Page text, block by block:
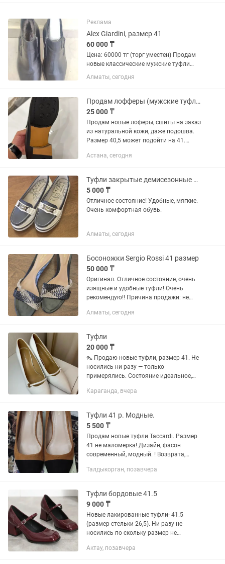
Реклама
Alex Giardini, размер 41
60 000 ₸
Цена: 60000 тг (торг уместен) Продам
новые классические мужские туфли
Alex Giardini Бренд: Alex Giardini (Italy
Design) Размер: 41 Цвет: черный
коробке. Отлично подойдут...
Алматы, сегодня
Продам лофферы (мужские туфли)
25 000 ₸
Продам новые лоферы, сшиты на заказ
из натуральной кожи, даже подошва.
Размер 40,5 может подойти на 41.
Вьетнаме, взяли несколько пар,
Астана, сегодня
Туфли закрытые демисезонные 41 размер
5 000 ₸
Отличное состояние! Удобные, мягкие.
Очень комфортная обувь.
Алматы, сегодня
Босоножки Sergio Rossi 41 размер
50 000 ₸
Оригинал. Отличное состояние, очень
изящные и удобные туфли! Очень
рекомендую!! Причина продажи: не
Алматы, сегодня
Туфли
20 000 ₸
👠 Продаю новые туфли, размер 41. Не
носились ни разу — только
примерялись. Состояние идеальное,
вариант для любого случая. По всем
сообщения.
Караганда, вчера
Туфли 41 р. Модные.
5 500 ₸
Продам новые туфли Taccardi. Размер
41 не маломерка! Дизайн, фасон
современный, модный. ! Возврата,
55. ! Бесплатная доставка по мкрн.
Талдыкорган, позавчера
Туфли бордовые 41.5
9 000 ₸
Новые лакированные туфли- 41.5
(размер стельки 26,5). Ни разу не
носились по скольку размер не
носке, идеальной высоты каблук не
Актау, позавчера